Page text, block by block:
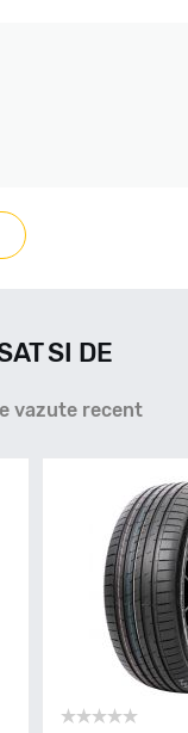
SI DE
vazute recent